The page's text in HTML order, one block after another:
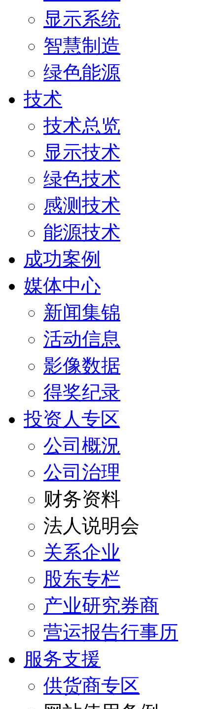
显示系统
智慧制造
绿色能源
技术
技术总览
显示技术
绿色技术
感测技术
能源技术
成功案例
媒体中心
新闻集锦
活动信息
影像数据
得奖纪录
投资人专区
公司概況
公司治理
财务资料
法人说明会
关系企业
股东专栏
产业研究券商
营运报告行事历
服务支援
供货商专区